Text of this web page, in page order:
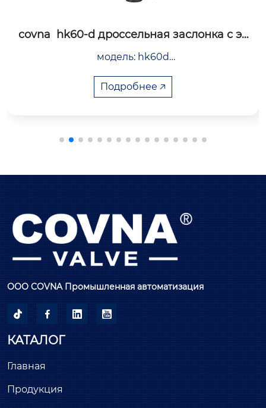
covna  hk60-d дроссельная заслонка с эл
модель: hk60d
диапазон давления: 1.6 до 6.4mpa
материал: литая сталь, чугун, ковкий чугун, не
Подробнее 🡥
ООО COVNA Промышленная автоматизация
   
КАТАЛОГ
Главная
Продукция